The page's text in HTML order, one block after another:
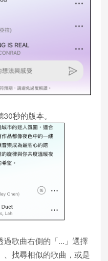
秒的版本。
歌曲右側的「...」選擇
、找尋相似的歌曲，或是